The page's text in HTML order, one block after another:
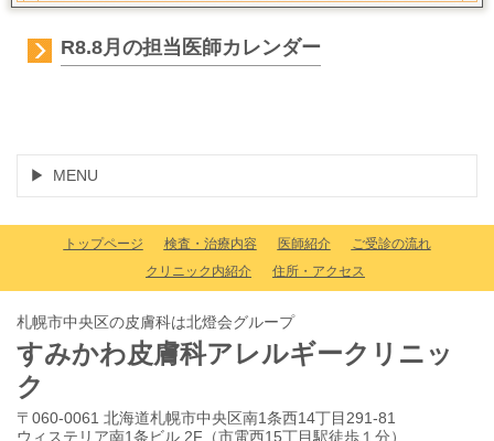
R8.8月の担当医師カレンダー
MENU
トップページ 検査・治療内容 医師紹介
ご受診の流れ
クリニック内紹介
住所・アクセス
札幌市中央区の皮膚科は北燈会グループ
すみかわ皮膚科アレルギークリニッ
ク
〒060-0061 北海道札幌市中央区南1条西14丁目291-81
ウィステリア南1条ビル 2F（市電西15丁目駅徒歩１分）